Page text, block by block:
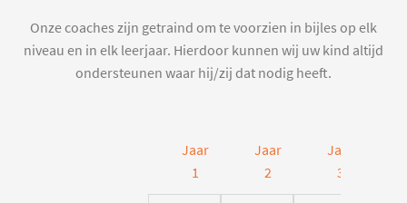
Onze coaches zijn getraind om te voorzien in bijles op elk
niveau en in elk leerjaar. Hierdoor kunnen wij uw kind altijd
ondersteunen waar hij/zij dat nodig heeft.
Jaar
1
Jaar
2
Jaar
3